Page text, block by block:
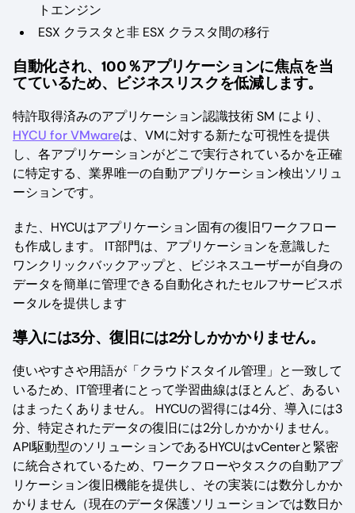
トエンジン
ESX クラスタと非 ESX クラスタ間の移行
自動化され、100％アプリケーションに焦点を当
てているため、ビジネスリスクを低減します。
特許取得済みのアプリケーション認識技術 SM により、
HYCU for VMwareは、VMに対する新たな可視性を提供
し、各アプリケーションがどこで実行されているかを正確
に特定する、業界唯一の自動アプリケーション検出ソリュ
ーションです。
また、HYCUはアプリケーション固有の復旧ワークフロー
も作成します。 IT部門は、アプリケーションを意識した
ワンクリックバックアップと、ビジネスユーザーが自身の
データを簡単に管理できる自動化されたセルフサービスポ
ータルを提供します
導入には3分、復旧には2分しかかかりません。
使いやすさや用語が「クラウドスタイル管理」と一致して
いるため、IT管理者にとって学習曲線はほとんど、あるい
はまったくありません。 HYCUの習得には4分、導入には3
分、特定されたデータの復旧には2分しかかかりません。
API駆動型のソリューションであるHYCUはvCenterと緊密
に統合されているため、ワークフローやタスクの自動アプ
リケーション復旧機能を提供し、その実装には数分しかか
かりません（現在のデータ保護ソリューションでは数日か